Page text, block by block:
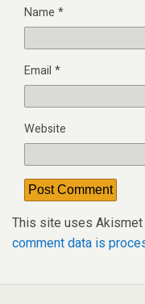
Name *
Email *
Website
This site uses
comment data is